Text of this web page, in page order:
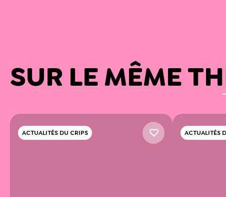
SUR LE MÊME
ACTUALITÉS DU CRIPS ACTUALITÉS